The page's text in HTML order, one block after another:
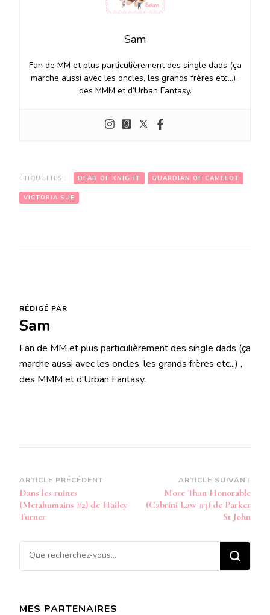
Sam
Fan de MM et plus particulièrement des single dads (ça
marche aussi avec les oncles, les grands frères etc…) ,
des MMM et d’Urban Fantasy.
ÉTIQUETTES : DEAD OF KNIGHT GUARDIAN OF CAMELOT
VICTORIA SUE
RÉDIGÉ PAR
Sam
Fan de MM et plus particulièrement des single dads (ça
marche aussi avec les oncles, les grands frères etc...) ,
des MMM et d'Urban Fantasy.
Navigation
d’article
ARTICLE PRÉCÉDENT
Dans les ruines
(Metahumains #2) de Hailey
Turner
ARTICLE SUIVANT
More Than Honorable
(Cabrini Law #3) de Parker
St John
Vous
recherchiez
MES PARTENAIRES